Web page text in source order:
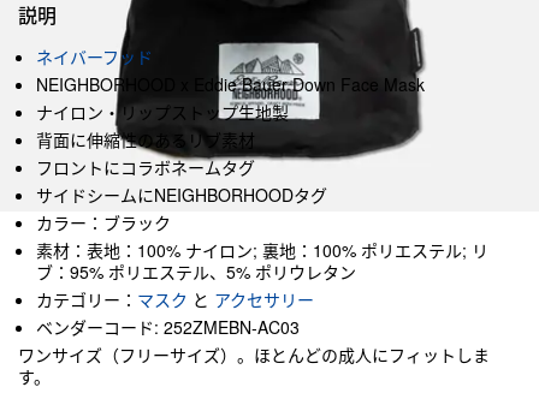
説明
ネイバーフッド
NEIGHBORHOOD x Eddie Bauer Down Face Mask
ナイロン・リップストップ生地製
背面に伸縮性のあるリブ素材
フロントにコラボネームタグ
サイドシームにNEIGHBORHOODタグ
カラー：ブラック
素材：表地：100% ナイロン; 裏地：100% ポリエステル; リ
ブ：95% ポリエステル、5% ポリウレタン
カテゴリー： マスク と アクセサリー
ベンダーコード: 252ZMEBN-AC03
ワンサイズ（フリーサイズ）。ほとんどの成人にフィットしま
す。